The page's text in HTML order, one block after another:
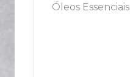
Óleos Essenciais